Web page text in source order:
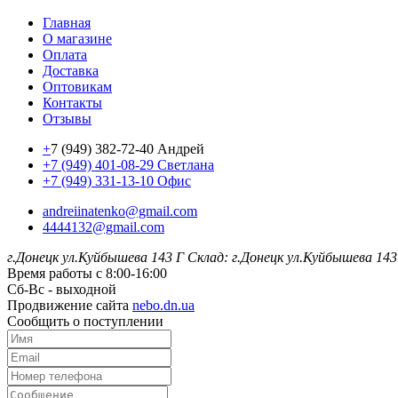
Главная
О магазине
Оплата
Доставка
Оптовикам
Контакты
Отзывы
+7 (949) 382-72-40 Андрей
+7 (949) 401-08-29 Светлана
+7 (949) 331-13-10 Офис
andreiinatenko@gmail.com
4444132@gmail.com
г.Донецк ул.Куйбышева 143 Г Склад: г.Донецк ул.Куйбышева
Время работы с 8:00-16:00
Сб-Вс - выходной
Продвижение сайта nebo.dn.ua
Сообщить о поступлении